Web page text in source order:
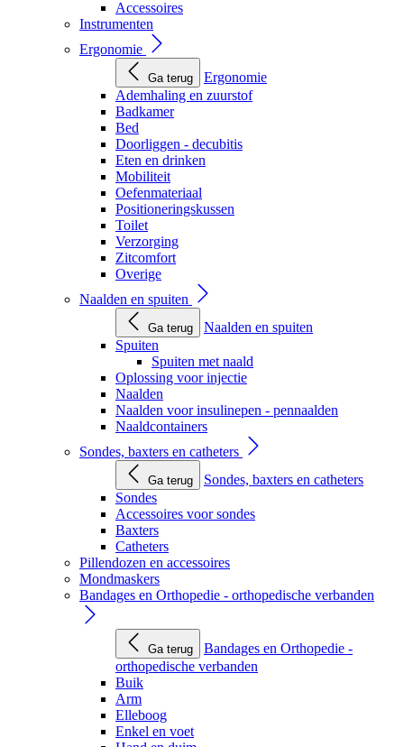
Accessoires
Instrumenten
Ergonomie
Ga terug
Ergonomie
Ademhaling en zuurstof
Badkamer
Bed
Doorliggen - decubitis
Eten en drinken
Mobiliteit
Oefenmateriaal
Positioneringskussen
Toilet
Verzorging
Zitcomfort
Overige
Naalden en spuiten
Ga terug
Naalden en spuiten
Spuiten
Spuiten met naald
Oplossing voor injectie
Naalden
Naalden voor insulinepen - pennaalden
Naaldcontainers
Sondes, baxters en catheters
Ga terug
Sondes, baxters en catheters
Sondes
Accessoires voor sondes
Baxters
Catheters
Pillendozen en accessoires
Mondmaskers
Bandages en Orthopedie - orthopedische verbanden
Ga terug
Bandages en Orthopedie -
orthopedische verbanden
Buik
Arm
Elleboog
Enkel en voet